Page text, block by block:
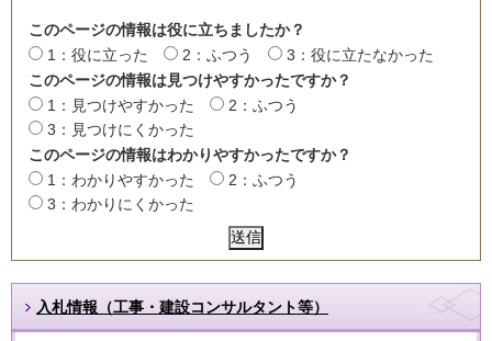
このページの情報は役に立ちましたか？
1：役に立った
2：ふつう
3：役に立たなかった
このページの情報は見つけやすかったですか？
1：見つけやすかった
2：ふつう
3：見つけにくかった
このページの情報はわかりやすかったですか？
1：わかりやすかった
2：ふつう
3：わかりにくかった
入札情報（工事・建設コンサルタント等）